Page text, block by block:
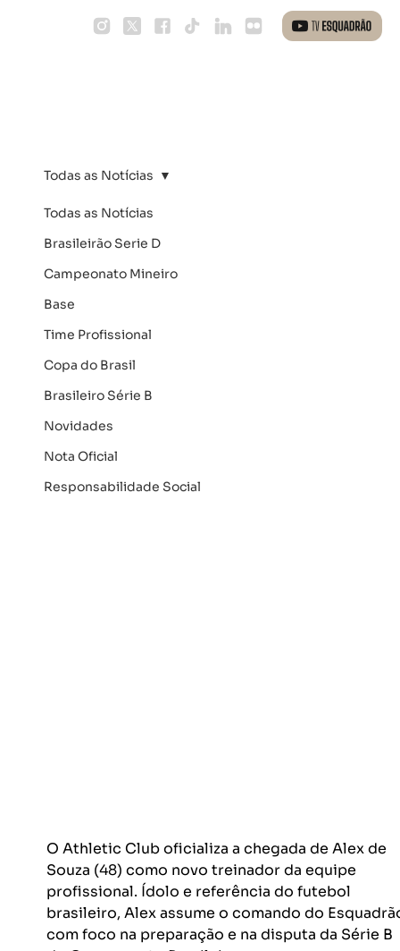
Todas as Notícias
Brasileirão Serie D
Campeonato Mineiro
Base
Time Profissional
Copa do Brasil
Brasileiro Série B
Novidades
Nota Oficial
Responsabilidade Social
Todas as Notícias
ALEX DE SOUZA CHEGA
ATHLETIC
O Athletic Club oficializa a chegada de Alex de
Souza (48) como novo treinador da equipe
profissional. Ídolo e referência do futebol
brasileiro, Alex assume o comando do
com foco na preparação e na disputa da Série B